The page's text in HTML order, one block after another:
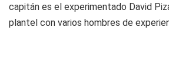
capitán es el experimentado David
plantel con varios hombres de